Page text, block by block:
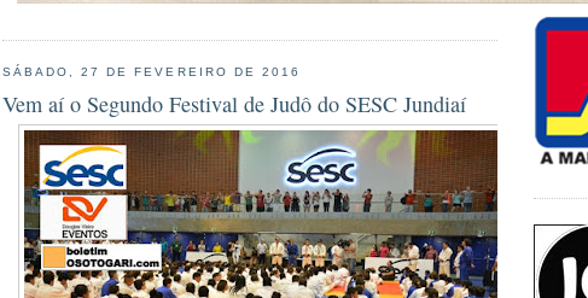
SÁBADO, 27 DE FEVEREIRO DE 2016
Vem aí o Segundo Festival de Judô do SESC Jundiaí